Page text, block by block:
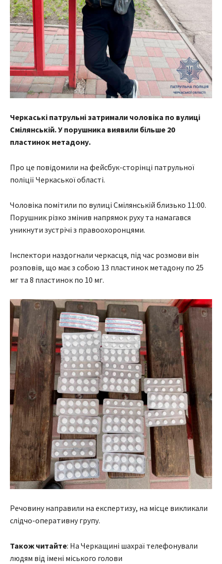
Черкаські патрульні затримали чоловіка по вулиці
Смілянській. У порушника виявили більше 20
пластинок метадону.
Про це повідомили на фейсбук-сторінці патрульної
поліції Черкаської області.
Чоловіка помітили по вулиці Смілянській близько 11:00.
Порушник різко змінив напрямок руху та намагався
уникнути зустрічі з правоохоронцями.
Інспектори наздогнали черкасця, під час розмови він
розповів, що має з собою 13 пластинок метадону по 25
мг та 8 пластинок по 10 мг.
Речовину направили на експертизу, на місце викликали
слідчо-оперативну групу.
Також читайте: На Черкащині шахраї телефонували
людям від імені міського голови